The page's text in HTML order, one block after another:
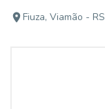
Fiuza, Viamão - RS